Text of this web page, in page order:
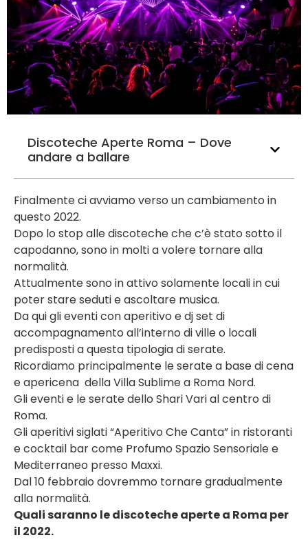
Discoteche Aperte Roma – Dove
andare a ballare
Finalmente ci avviamo verso un cambiamento in
questo 2022.
Dopo lo stop alle discoteche che c’è stato sotto il
capodanno, sono in molti a volere tornare alla
normalità.
Attualmente sono in attivo solamente locali in cui
poter stare seduti e ascoltare musica.
Da qui gli eventi con aperitivo e dj set di
accompagnamento all’interno di ville o locali
predisposti a questa tipologia di serate.
Ricordiamo principalmente le serate a base di cena
e apericena della Villa Sublime a Roma Nord.
Gli eventi e le serate dello Shari Vari al centro di
Roma.
Gli aperitivi siglati “Aperitivo Che Canta” in ristoranti
e cocktail bar come Profumo Spazio Sensoriale e
Mediterraneo presso Maxxi.
Dal 10 febbraio dovremmo tornare gradualmente
alla normalità.
Quali saranno le discoteche aperte a Roma per
il 2022.